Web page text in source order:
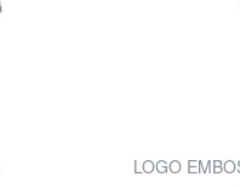
LOGO